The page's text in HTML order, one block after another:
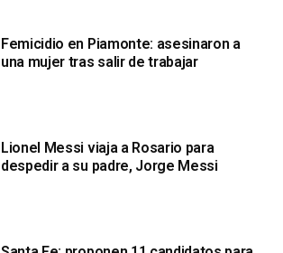
Femicidio en Piamonte: asesinaron a
una mujer tras salir de trabajar
Lionel Messi viaja a Rosario para
despedir a su padre, Jorge Messi